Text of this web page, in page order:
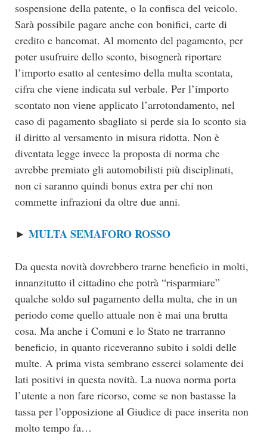
sospensione della patente, o la confisca del veicolo.
Sarà possibile pagare anche con bonifici, carte di
credito e bancomat. Al momento del pagamento, per
poter usufruire dello sconto, bisognerà riportare
l’importo esatto al centesimo della multa scontata,
cifra che viene indicata sul verbale. Per l’importo
scontato non viene applicato l’arrotondamento, nel
caso di pagamento sbagliato si perde sia lo sconto sia
il diritto al versamento in misura ridotta. Non è
diventata legge invece la proposta di norma che
avrebbe premiato gli automobilisti più disciplinati,
non ci saranno quindi bonus extra per chi non
commette infrazioni da oltre due anni.
► MULTA SEMAFORO ROSSO
Da questa novità dovrebbero trarne beneficio in molti,
innanzitutto il cittadino che potrà “risparmiare”
qualche soldo sul pagamento della multa, che in un
periodo come quello attuale non è mai una brutta
cosa. Ma anche i Comuni e lo Stato ne trarranno
beneficio, in quanto riceveranno subito i soldi delle
multe. A prima vista sembrano esserci solamente dei
lati positivi in questa novità. La nuova norma porta
l’utente a non fare ricorso, come se non bastasse la
tassa per l’opposizione al Giudice di pace inserita non
molto tempo fa…